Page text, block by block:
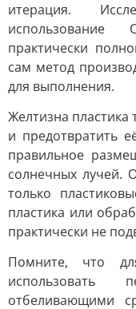
итерация.
использование
практически
сам метод
для выполнения.
Желтизна пластика
и предотвратить
правильное
солнечных лучей.
только
пластика или
практически не
Помните, что
отбеливающими